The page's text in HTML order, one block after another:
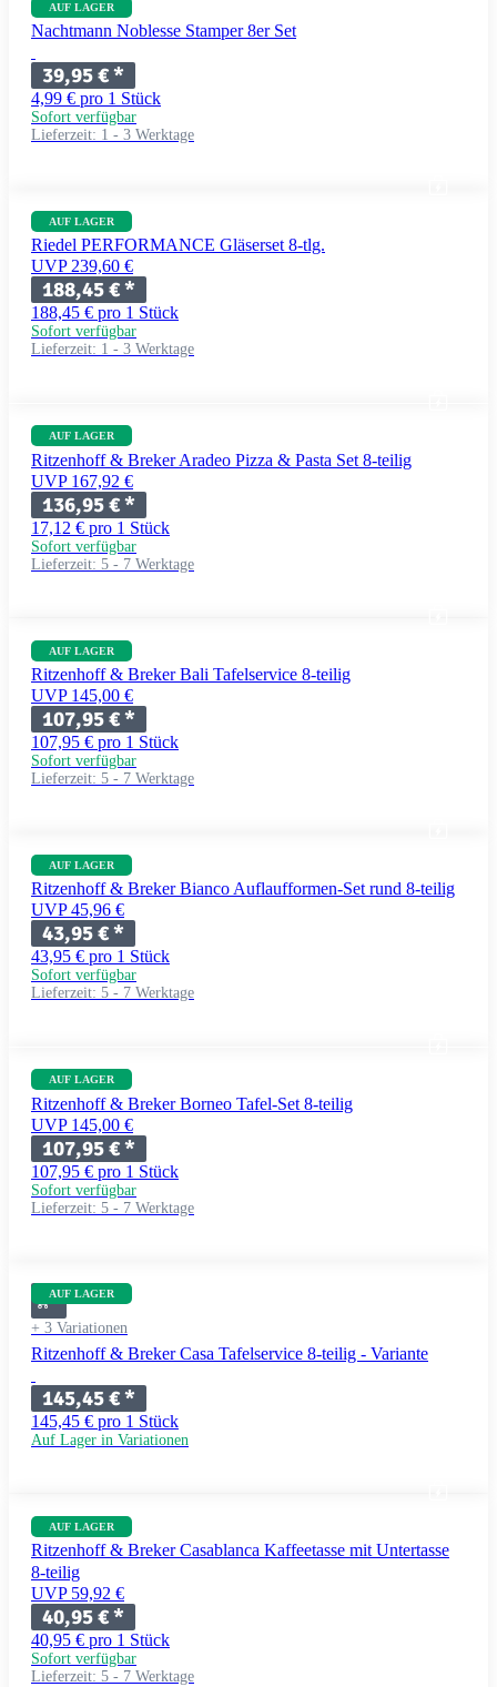
AUF LAGER
Nachtmann Noblesse Stamper 8er Set
39,95 €*
4,99 € pro 1 Stück
Sofort verfügbar
Lieferzeit: 1 - 3 Werktage
AUF LAGER
Riedel PERFORMANCE Gläserset 8-tlg.
UVP 239,60 €
188,45 €*
188,45 € pro 1 Stück
Sofort verfügbar
Lieferzeit: 1 - 3 Werktage
AUF LAGER
Ritzenhoff & Breker Aradeo Pizza & Pasta Set 8-teilig
UVP 167,92 €
136,95 €*
17,12 € pro 1 Stück
Sofort verfügbar
Lieferzeit: 5 - 7 Werktage
AUF LAGER
Ritzenhoff & Breker Bali Tafelservice 8-teilig
UVP 145,00 €
107,95 €*
107,95 € pro 1 Stück
Sofort verfügbar
Lieferzeit: 5 - 7 Werktage
AUF LAGER
Ritzenhoff & Breker Bianco Auflaufformen-Set rund 8-teilig
UVP 45,96 €
43,95 €*
43,95 € pro 1 Stück
Sofort verfügbar
Lieferzeit: 5 - 7 Werktage
AUF LAGER
Ritzenhoff & Breker Borneo Tafel-Set 8-teilig
UVP 145,00 €
107,95 €*
107,95 € pro 1 Stück
Sofort verfügbar
Lieferzeit: 5 - 7 Werktage
AUF LAGER
+ 3 Variationen
Ritzenhoff & Breker Casa Tafelservice 8-teilig - Variante
145,45 €*
145,45 € pro 1 Stück
Auf Lager in Variationen
AUF LAGER
Ritzenhoff & Breker Casablanca Kaffeetasse mit Untertasse
8-teilig
UVP 59,92 €
40,95 €*
40,95 € pro 1 Stück
Sofort verfügbar
Lieferzeit: 5 - 7 Werktage